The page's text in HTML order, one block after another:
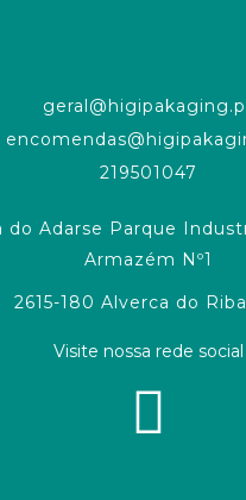
219501047
do Adarse Parque
Armazém Nº1
2615-180 Alverca do
Visite nossa rede social